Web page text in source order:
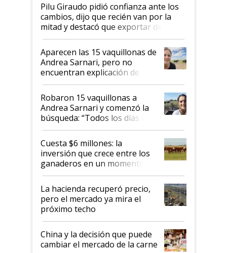
Pilu Giraudo pidió confianza ante los
cambios, dijo que recién van por la
mitad y destacó que exportar dejó de
ser "para unos pocos": "Tenemos un
mandato muy claro del gobierno
nacional"
Aparecen las 15 vaquillonas de
Andrea Sarnari, pero no
encuentran explicación de
cómo llegaron allí
Robaron 15 vaquillonas a
Andrea Sarnari y comenzó la
búsqueda: “Todos los días le
toca a algún productor”
Cuesta $6 millones: la
inversión que crece entre los
ganaderos en un momento
histórico para la actividad
La hacienda recuperó precio,
pero el mercado ya mira el
próximo techo
China y la decisión que puede
cambiar el mercado de la carne